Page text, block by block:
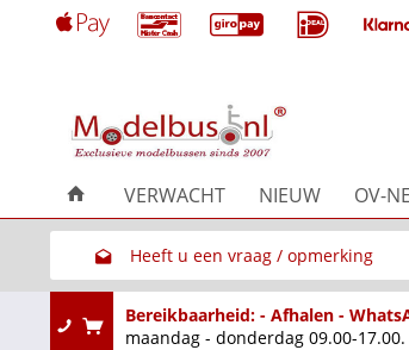
VERWACHT NIEUW OV-
Heeft u een vraag / opmerking
Link naar het contactformulier
Bereikbaarheid: - Afhalen -
maandag - donderdag 09.00-